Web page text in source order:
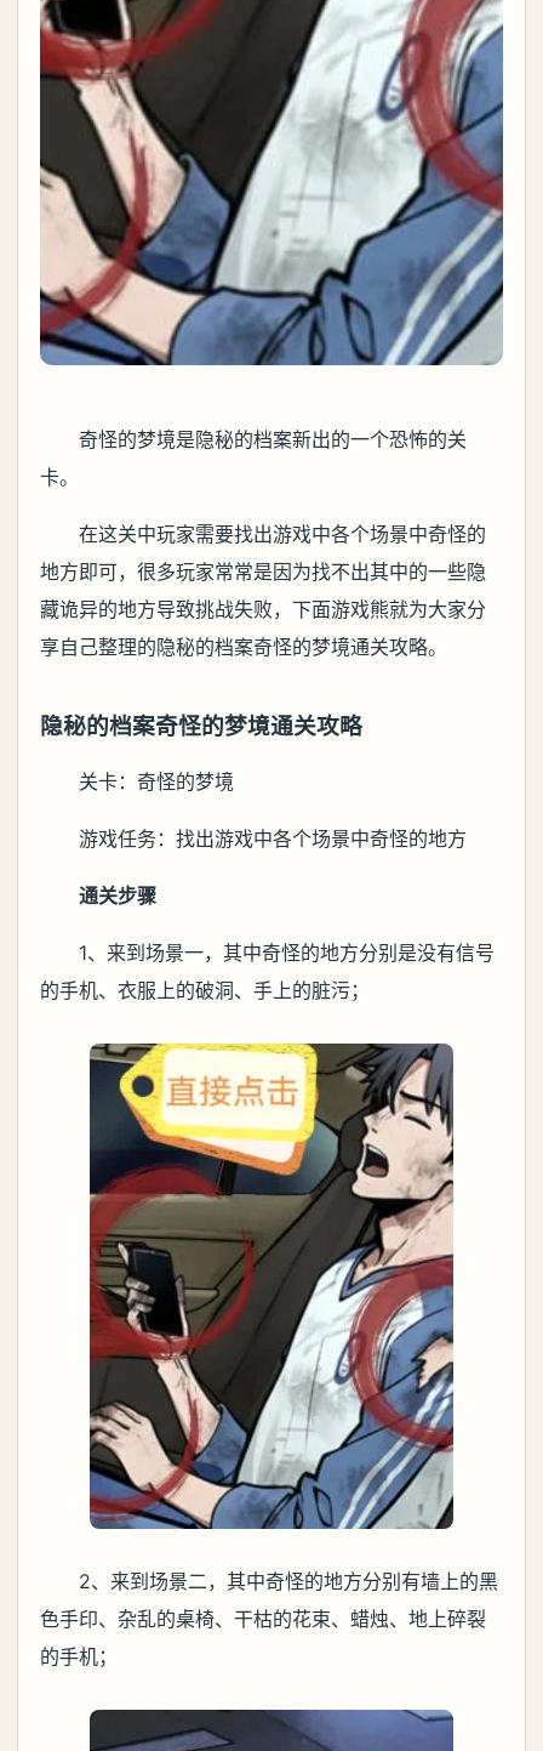
奇怪的梦境是隐秘的档案新出的一个恐怖的关
卡。
在这关中玩家需要找出游戏中各个场景中奇怪的
地方即可，很多玩家常常是因为找不出其中的一些隐
藏诡异的地方导致挑战失败，下面游戏熊就为大家分
享自己整理的隐秘的档案奇怪的梦境通关攻略。
隐秘的档案奇怪的梦境通关攻略
关卡：奇怪的梦境
游戏任务：找出游戏中各个场景中奇怪的地方
通关步骤
1、来到场景一，其中奇怪的地方分别是没有信号
的手机、衣服上的破洞、手上的脏污；
2、来到场景二，其中奇怪的地方分别有墙上的黑
色手印、杂乱的桌椅、干枯的花束、蜡烛、地上碎裂
的手机；